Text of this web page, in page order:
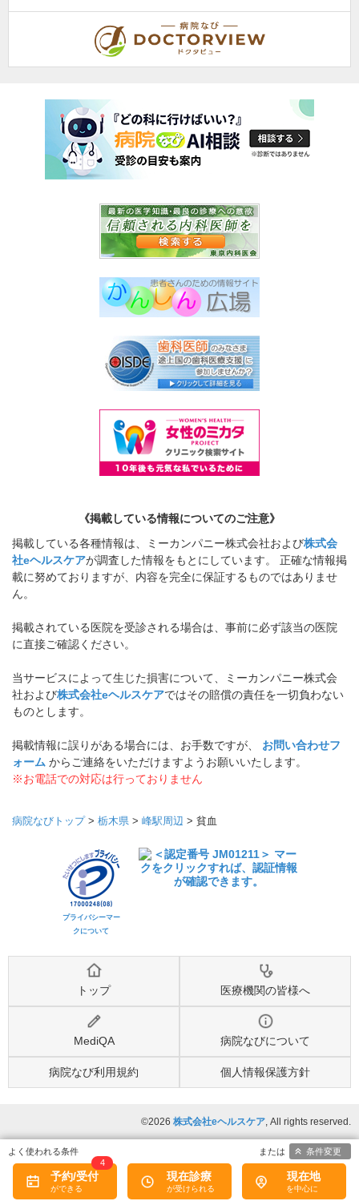
《掲載している情報についてのご注意》
掲載している各種情報は、ミーカンパニー株式会社および株式会
社eヘルスケアが調査した情報をもとにしています。 正確な情報掲
載に努めておりますが、内容を完全に保証するものではありませ
ん。
掲載されている医院を受診される場合は、事前に必ず該当の医院
に直接ご確認ください。
当サービスによって生じた損害について、ミーカンパニー株式会
社および株式会社eヘルスケアではその賠償の責任を一切負わない
ものとします。
掲載情報に誤りがある場合には、お手数ですが、 お問い合わせフ
ォーム からご連絡をいただけますようお願いいたします。
※お電話での対応は行っておりません
病院なびトップ> 栃木県 > 峰駅周辺 > 貧血
プライバシーマー
クについて
トップ 医療機関の皆様へ
MediQA 病院なびについて
病院なび利用規約 個人情報保護方針
©2026 株式会社eヘルスケア, All rights reserved.
予約/受付
4
現在診療 現在地
条件変更